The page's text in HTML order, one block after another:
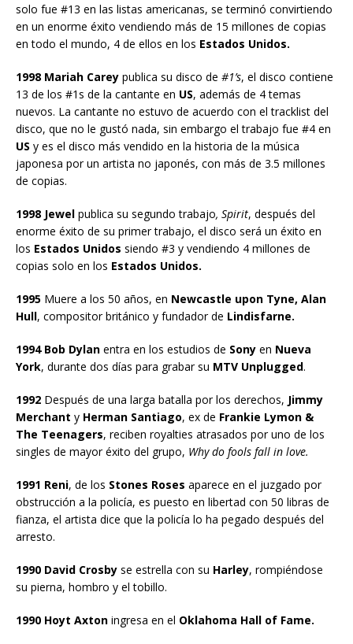
solo fue #13 en las listas americanas, se terminó convirtiendo
en un enorme éxito vendiendo más de 15 millones de copias
en todo el mundo, 4 de ellos en los Estados Unidos.
1998 Mariah Carey publica su disco de #1’s, el disco contiene
13 de los #1s de la cantante en US, además de 4 temas
nuevos. La cantante no estuvo de acuerdo con el tracklist del
disco, que no le gustó nada, sin embargo el trabajo fue #4 en
US y es el disco más vendido en la historia de la música
japonesa por un artista no japonés, con más de 3.5 millones
de copias.
1998 Jewel publica su segundo trabajo, Spirit, después del
enorme éxito de su primer trabajo, el disco será un éxito en
los Estados Unidos siendo #3 y vendiendo 4 millones de
copias solo en los Estados Unidos.
1995 Muere a los 50 años, en Newcastle upon Tyne, Alan
Hull, compositor británico y fundador de Lindisfarne.
1994 Bob Dylan entra en los estudios de Sony en Nueva
York, durante dos días para grabar su MTV Unplugged.
1992 Después de una larga batalla por los derechos, Jimmy
Merchant y Herman Santiago, ex de Frankie Lymon &
The Teenagers, reciben royalties atrasados por uno de los
singles de mayor éxito del grupo, Why do fools fall in love.
1991 Reni, de los Stones Roses aparece en el juzgado por
obstrucción a la policía, es puesto en libertad con 50 libras de
fianza, el artista dice que la policía lo ha pegado después del
arresto.
1990 David Crosby se estrella con su Harley, rompiéndose
su pierna, hombro y el tobillo.
1990 Hoyt Axton ingresa en el Oklahoma Hall of Fame.